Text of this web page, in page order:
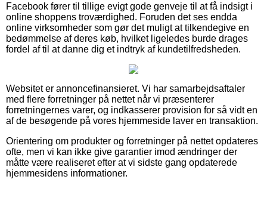
Facebook fører til tillige evigt gode genveje til at få indsigt i
online shoppens troværdighed. Foruden det ses endda
online virksomheder som gør det muligt at tilkendegive en
bedømmelse af deres køb, hvilket ligeledes burde drages
fordel af til at danne dig et indtryk af kundetilfredsheden.
Websitet er annoncefinansieret. Vi har samarbejdsaftaler
med flere forretninger på nettet når vi præsenterer
forretningernes varer, og indkasserer provision for så vidt en
af de besøgende på vores hjemmeside laver en transaktion.
Orientering om produkter og forretninger på nettet opdateres
ofte, men vi kan ikke give garantier imod ændringer der
måtte være realiseret efter at vi sidste gang opdaterede
hjemmesidens informationer.